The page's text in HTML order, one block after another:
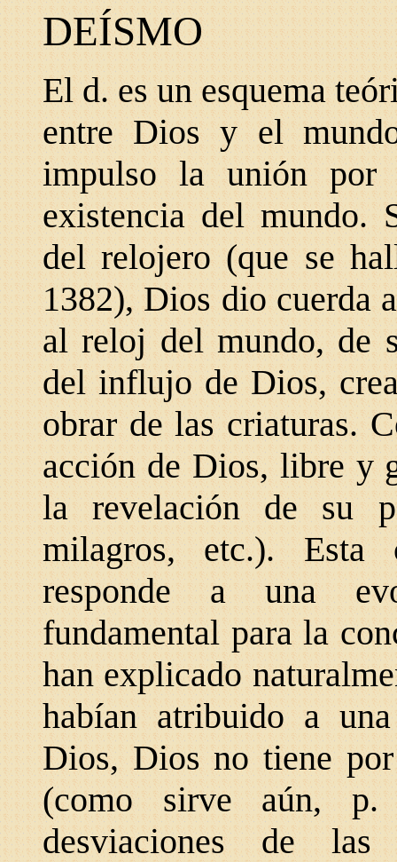
DEÍSMO
El d. es un esquema
entre Dios y el
impulso la unión por
existencia del mundo.
del relojero (que se
1382), Dios dio cuerda
al reloj del mundo, de
del influjo de Dios,
obrar de las criaturas.
acción de Dios, libre y
la revelación de su
milagros, etc.). Esta
responde a una
fundamental para la
han explicado
habían atribuido a
Dios, Dios no tiene
(como sirve aún,
desviaciones de